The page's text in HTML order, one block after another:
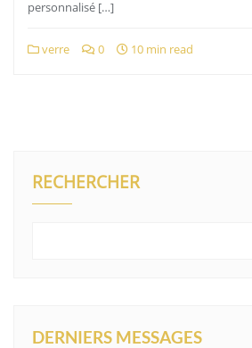
personnalisé […]
verre 0 10 min read
RECHERCHER
DERNIERS MESSAGES